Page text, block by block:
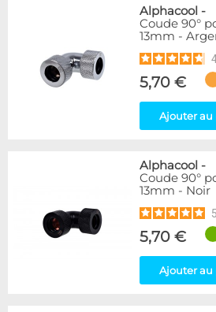
Alphacool -
Coude 90°
13mm -
5,70 €
Ajouter au
Alphacool -
Coude 90°
13mm - Noir
5
5,70 €
Ajouter au